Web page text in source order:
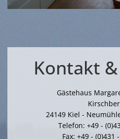
Kontakt
Gästehaus
24149 Kiel -
Telefon: +49 -
Fax: +49 - (0)431